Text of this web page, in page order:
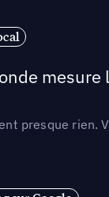
presque